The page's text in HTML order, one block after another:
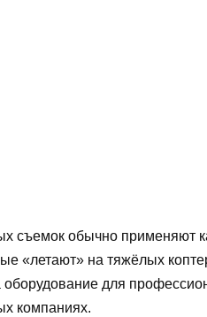
съемок обычно применяют
«летают» на тяжёлых
оборудование для
компаниях.